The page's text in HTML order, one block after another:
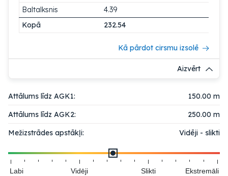
Baltalksnis
4.39
Kopā
232.54
Kā pārdot cirsmu izsolē
Aizvērt
Attālums līdz AGK1:
150.00 m
Attālums līdz AGK2:
250.00 m
Mežizstrādes apstākļi:
Vidēji - slikti
Labi Vidēji Slikti Ekstremāli